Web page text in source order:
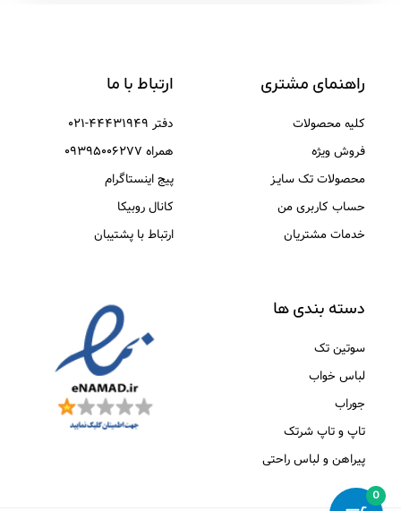
راهنمای مشتری
کلیه محصولات
فروش ویژه
محصولات تک سایـز
حساب کاربری من
خدمات مشتریان
ارتباط با ما
دفتر ۴۴۴۳۱۹۴۹-۰۲۱
همراه ۰۹۳۹۵۰۰۶۲۷۷
پیج اینستاگرام
کانال روبیکا
ارتباط با پشتیبان
دسته بندی ها
سوتین تک
لباس خواب
جوراب
تاپ و تاپ شرتک
پیراهن و لباس راحتی
0